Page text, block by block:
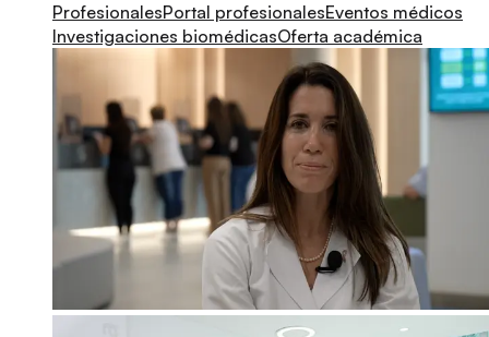
ProfesionalesPortal profesionalesEventos médicos
Investigaciones biomédicasOferta académica